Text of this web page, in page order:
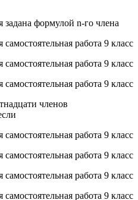
формулой n-го члена
членов